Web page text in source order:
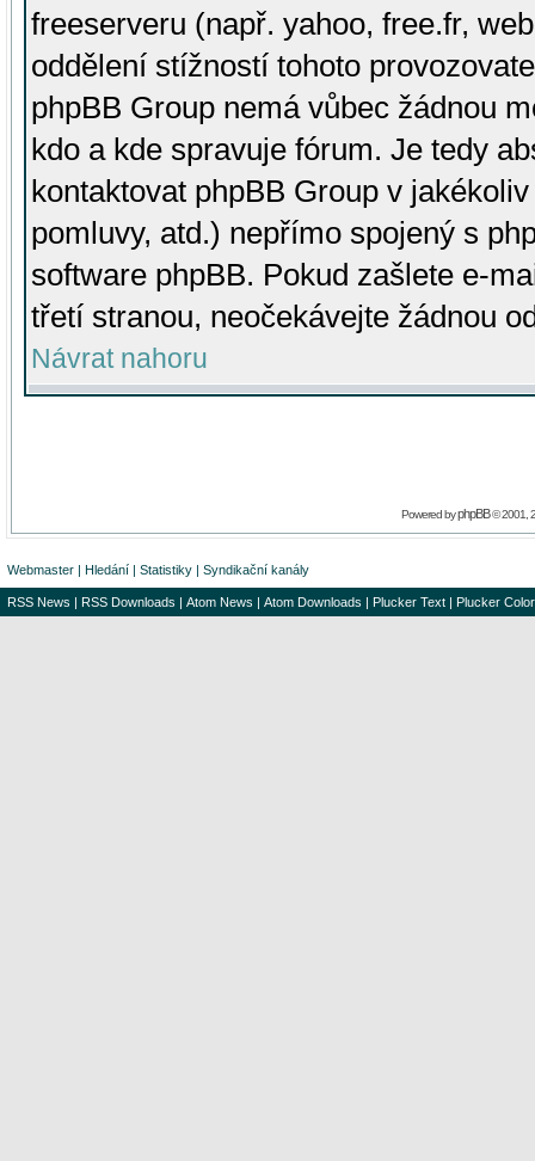
freeserveru (např. yahoo, free.fr,
oddělení stížností tohoto
phpBB Group nemá vůbec žádnou
kdo a kde spravuje fórum. Je tedy
kontaktovat phpBB Group v
pomluvy, atd.) nepřímo spojený s
software phpBB. Pokud zašlete e-
třetí stranou, neočekávejte žádnou
Návrat nahoru
Powered byphpBB© 2001,
Webmaster | Hledání | Statistiky | Syndikační kanály
RSS News | RSS Downloads | Atom News | Atom Downloads | Plucker Text | Plucker Color